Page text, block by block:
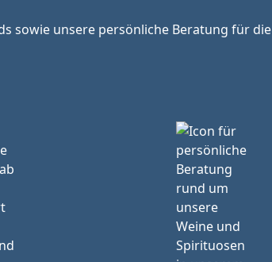
sowie unsere persönliche Beratung für die